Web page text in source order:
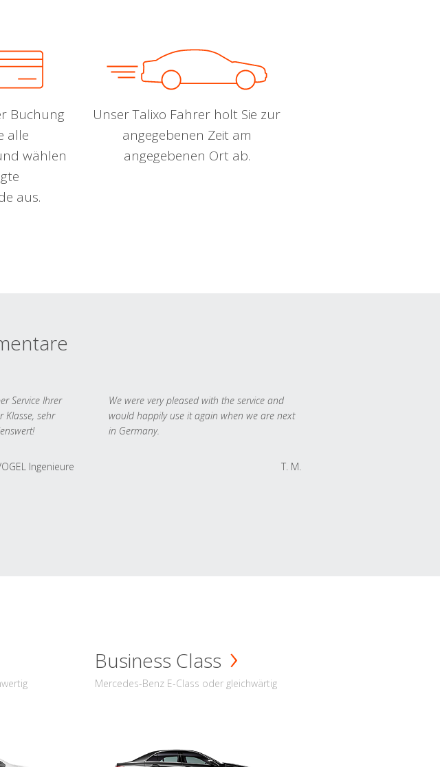
Buchung
alle
wählen
aus.
Unser Talixo Fahrer holt Sie zur
angegebenen Zeit am
angegebenen Ort ab.
Service Ihrer
Klasse, sehr
Ingenieure
We were very pleased with the service and
would happily use it again when we are next
in Germany.
T. M.
Business Class
Mercedes-Benz E-Class oder gleichwärtig